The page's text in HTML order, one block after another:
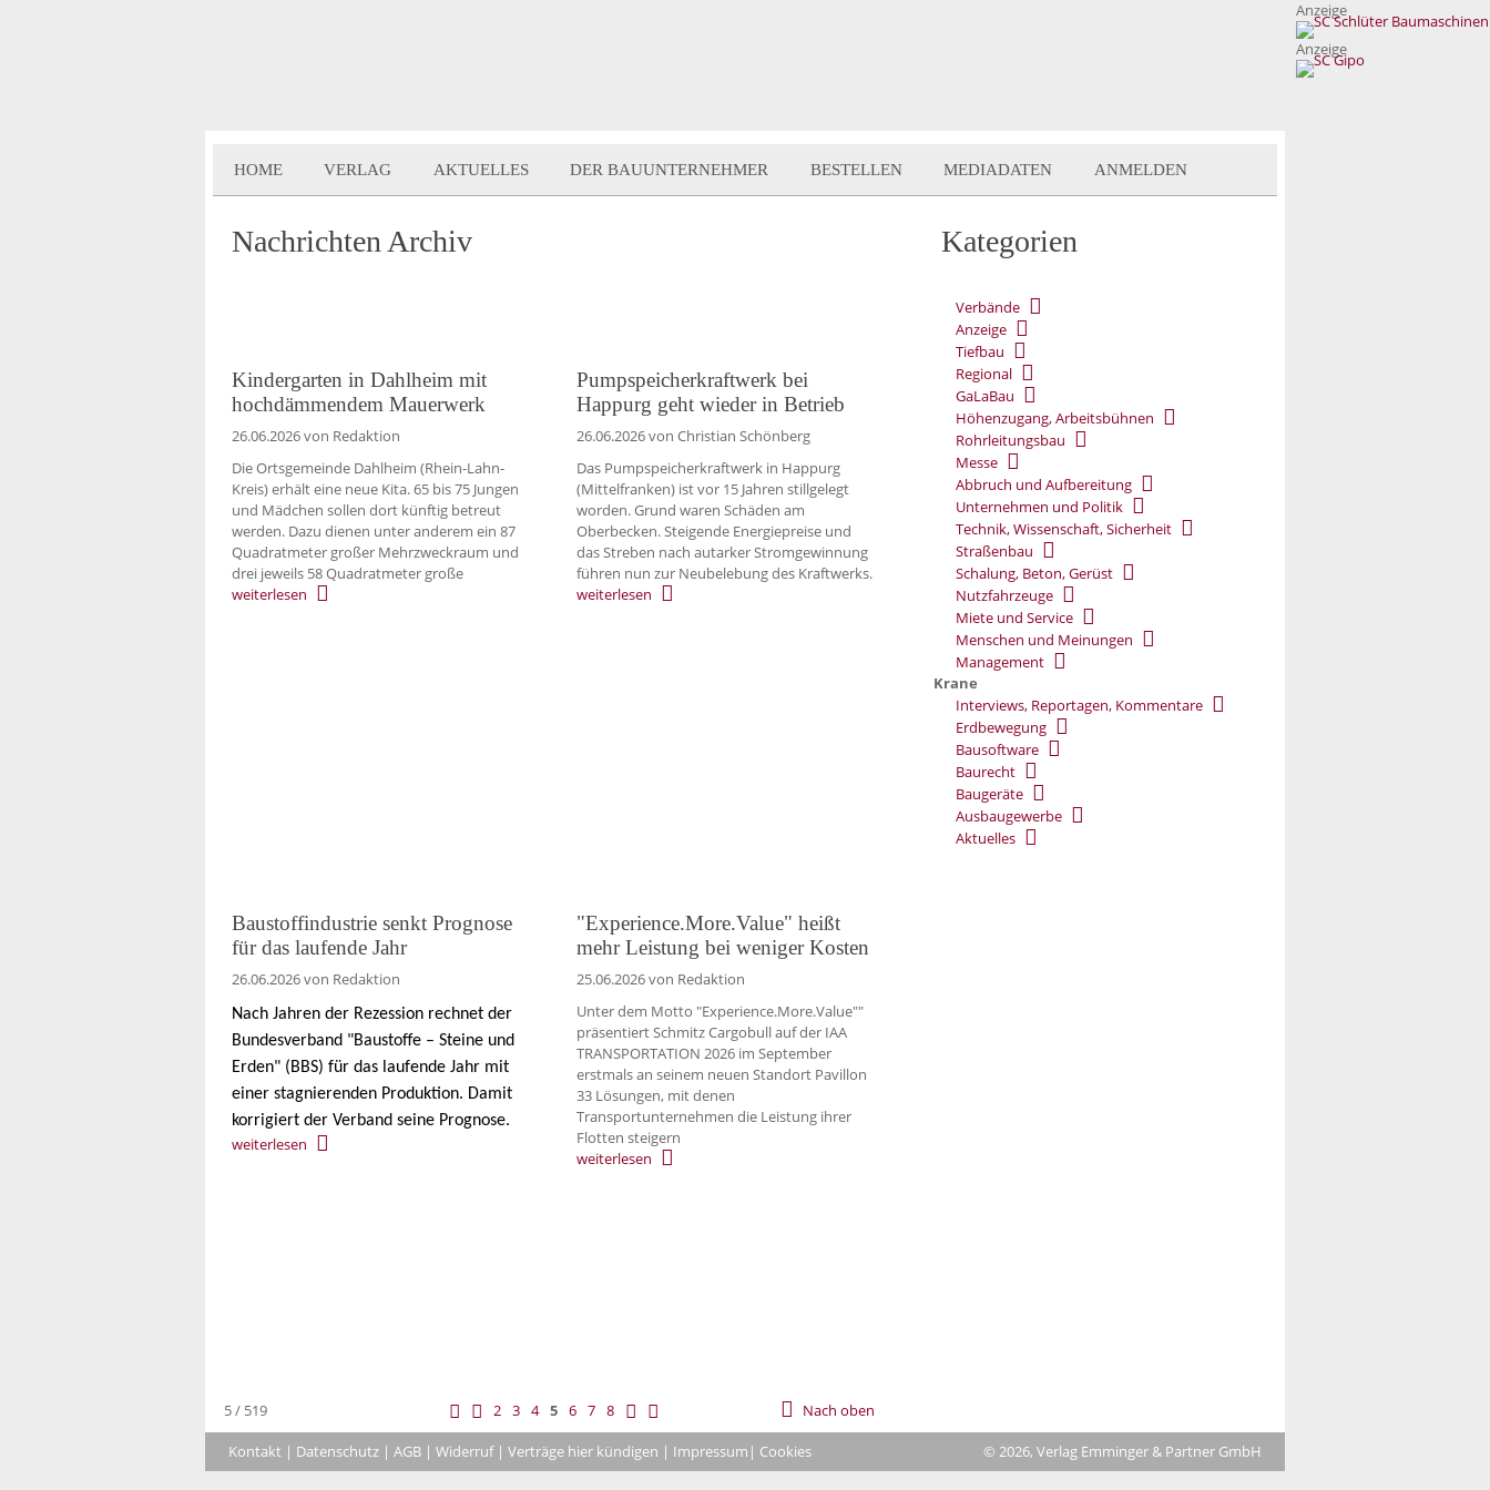
Anzeige
Anzeige
HOME VERLAG AKTUELLES DER BAUUNTERNEHMER BESTELLEN MEDIADATEN ANMELDEN
Nachrichten Archiv
Kindergarten in Dahlheim mit
hochdämmendem Mauerwerk
26.06.2026von Redaktion
Die Ortsgemeinde Dahlheim (Rhein-Lahn-
Kreis) erhält eine neue Kita. 65 bis 75 Jungen
und Mädchen sollen dort künftig betreut
werden. Dazu dienen unter anderem ein 87
Quadratmeter großer Mehrzweckraum und
drei jeweils 58 Quadratmeter große
weiterlesen
Pumpspeicherkraftwerk bei
Happurg geht wieder in Betrieb
26.06.2026von Christian Schönberg
Das Pumpspeicherkraftwerk in Happurg
(Mittelfranken) ist vor 15 Jahren stillgelegt
worden. Grund waren Schäden am
Oberbecken. Steigende Energiepreise und
das Streben nach autarker Stromgewinnung
führen nun zur Neubelebung des Kraftwerks.
weiterlesen
Baustoffindustrie senkt Prognose
für das laufende Jahr
26.06.2026von Redaktion
Nach Jahren der Rezession rechnet der
Bundesverband "Baustoffe – Steine und
Erden" (BBS) für das laufende Jahr mit
einer stagnierenden Produktion. Damit
korrigiert der Verband seine Prognose.
weiterlesen
"Experience.More.Value" heißt
mehr Leistung bei weniger Kosten
25.06.2026von Redaktion
Unter dem Motto "Experience.More.Value""
präsentiert Schmitz Cargobull auf der IAA
TRANSPORTATION 2026 im September
erstmals an seinem neuen Standort Pavillon
33 Lösungen, mit denen
Transportunternehmen die Leistung ihrer
Flotten steigern
weiterlesen
5 / 519 2 3 4 5 6 7 8 Nach oben
Kategorien
Verbände
Anzeige
Tiefbau
Regional
GaLaBau
Höhenzugang, Arbeitsbühnen
Rohrleitungsbau
Messe
Abbruch und Aufbereitung
Unternehmen und Politik
Technik, Wissenschaft, Sicherheit
Straßenbau
Schalung, Beton, Gerüst
Nutzfahrzeuge
Miete und Service
Menschen und Meinungen
Management
Krane
Interviews, Reportagen, Kommentare
Erdbewegung
Bausoftware
Baurecht
Baugeräte
Ausbaugewerbe
Aktuelles
Kontakt | Datenschutz | AGB | Widerruf| Verträge hier kündigen | Impressum © 2026, Verlag Emminger & Partner GmbH
| Cookies